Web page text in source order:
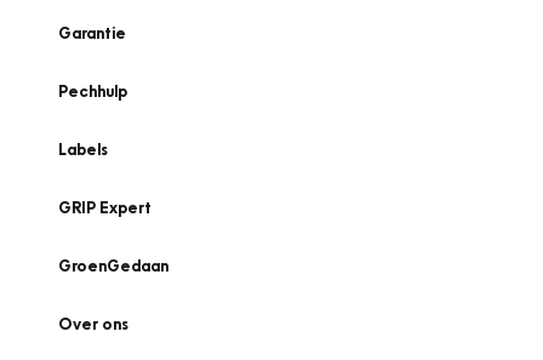
Garantie
Pechhulp
Labels
GRIP Expert
GroenGedaan
Over ons